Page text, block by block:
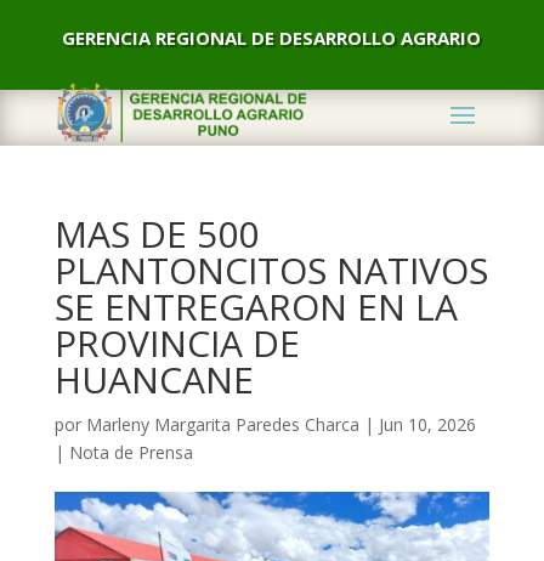
GERENCIA REGIONAL DE DESARROLLO AGRARIO
MAS DE 500
PLANTONCITOS NATIVOS
SE ENTREGARON EN LA
PROVINCIA DE
HUANCANE
por Marleny Margarita Paredes Charca | Jun 10, 2026
| Nota de Prensa